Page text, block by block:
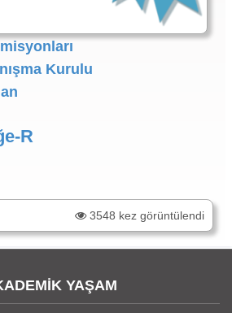
Kurulu
R
3548 kez görüntülendi
YAŞAM